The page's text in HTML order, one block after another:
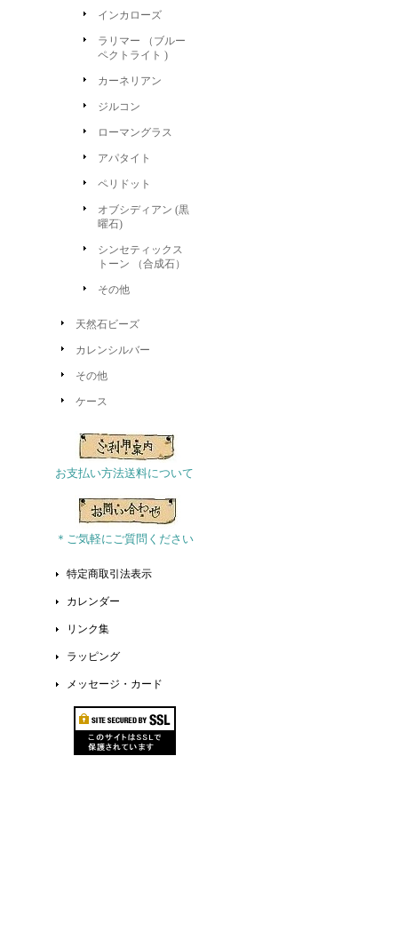
インカローズ
ラリマー （ブルー
ペクトライト )
カーネリアン
ジルコン
ローマングラス
アパタイト
ペリドット
オブシディアン (黒
曜石)
シンセティックス
トーン （合成石）
その他
天然石ビーズ
カレンシルバー
その他
ケース
お支払い方法送料について
＊ご気軽にご質問ください
特定商取引法表示
カレンダー
リンク集
ラッピング
メッセージ・カード